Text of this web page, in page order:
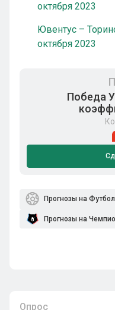
октября 2023
Ювентус –
октября 2023
Победа
Прогнозы на Футбол
Прогнозы на
Опрос